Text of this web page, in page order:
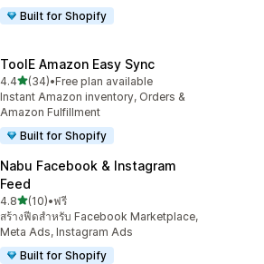
Built for Shopify
ToolE Amazon Easy Sync
4.4เต็ม 5 ดาว
(34)
ทั้งหมด 34 รีวิว
•Free plan available
Instant Amazon inventory, Orders &
Amazon Fulfillment
Built for Shopify
Nabu Facebook & Instagram
Feed
4.8เต็ม 5 ดาว
(10)
ทั้งหมด 10 รีวิว
•ฟรี
สร้างฟีดสำหรับ Facebook Marketplace,
Meta Ads, Instagram Ads
Built for Shopify